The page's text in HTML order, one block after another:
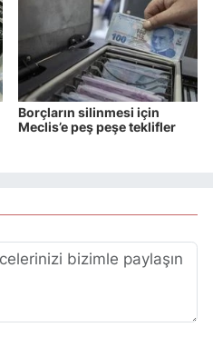
Borçların silinmesi için
Meclis’e peş peşe teklifler